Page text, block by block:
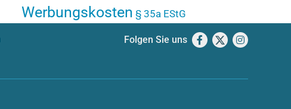
Werbungskosten § 35a EStG
Folgen Sie uns Facebook
X Instagram